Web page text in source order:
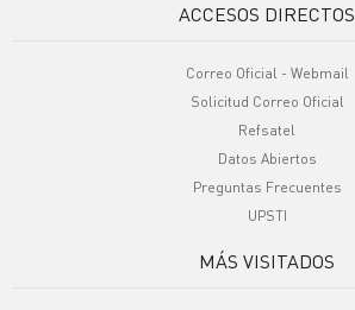
ACCESOS DIRECTOS
Correo Oficial - Webmail
Solicitud Correo Oficial
Refsatel
Datos Abiertos
Preguntas Frecuentes
UPSTI
MÁS VISITADOS